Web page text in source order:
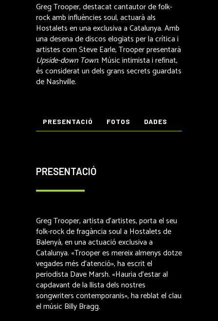
Greg Trooper, destacat cantautor de folk-
rock amb influències soul, actuarà als
Hostalets en una exclusiva a Catalunya. Amb
una desena de discos elogiats per la crítica i
artistes com Steve Earle, Trooper presentarà
Upside-down Town. Músic intimista i refinat,
és considerat un dels grans secrets guardats
de Nashville.
PRESENTACIÓ FOTOS DADES
PRESENTACIÓ
Greg Trooper, artista d’artistes, porta el seu
folk-rock de fragància soul a Hostalets de
Balenyà, en una actuació exclusiva a
Catalunya. «Trooper es mereix almenys dotze
vegades més d’atenció», ha escrit el
periodista Dave Marsh. «Hauria d’estar al
capdavant de la llista dels nostres
songwriters contemporanis», ha reblat el clau
el músic Billy Bragg.